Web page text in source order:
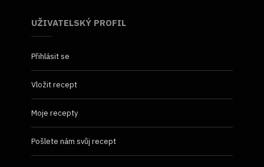
UŽIVATELSKÝ PROFIL
Přihlásit se
Vložit recept
Moje recepty
Pošlete nám svůj recept